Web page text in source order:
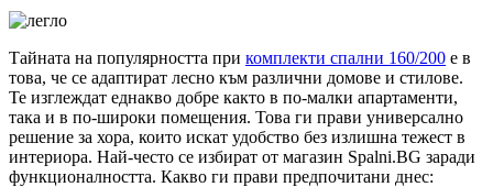
Тайната на популярността при комплекти спални 160/200 е в
това, че се адаптират лесно към различни домове и стилове.
Те изглеждат еднакво добре както в по-малки апартаменти,
така и в по-широки помещения. Това ги прави универсално
решение за хора, които искат удобство без излишна тежест в
интериора. Най-често се избират от магазин Spalni.BG заради
функционалността. Какво ги прави предпочитани днес: